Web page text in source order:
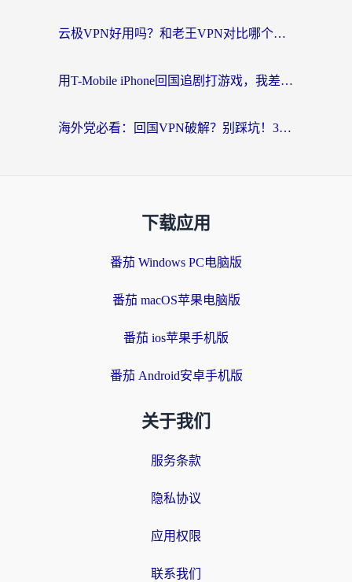
云极VPN好用吗？和老王VPN对比哪个回国效果更好？海外党必看的真实体验指南
用T-Mobile iPhone回国追剧打游戏，我差点把手机砸了
海外党必看：回国VPN破解？别踩坑！3步选对加速器无缝刷国内资源
下载应用
番茄 Windows PC电脑版
番茄 macOS苹果电脑版
番茄 ios苹果手机版
番茄 Android安卓手机版
关于我们
服务条款
隐私协议
应用权限
联系我们